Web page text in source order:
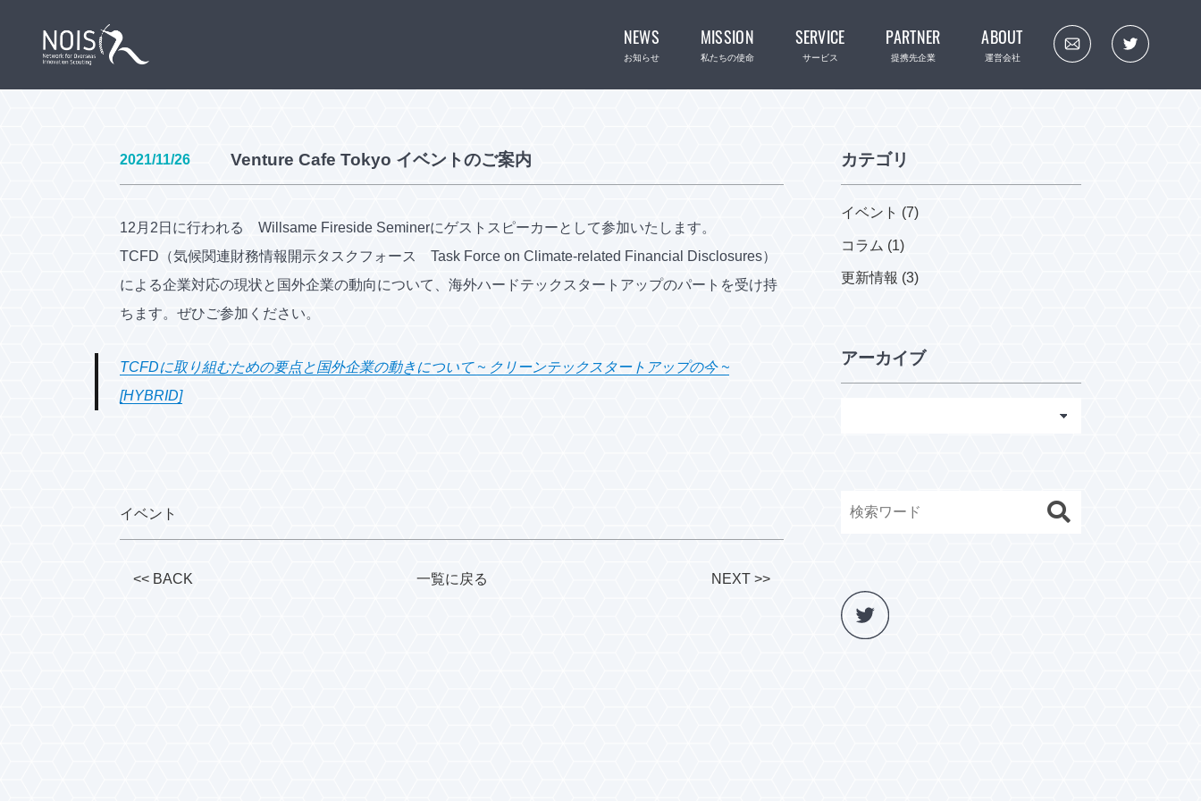
NEWS
お知らせ
MISSION
私たちの使命
SERVICE
サービス
PARTNER
提携先企業
ABOUT
運営会社
2021/11/26 Venture Cafe Tokyo イベントのご案内
12月2日に行われる Willsame Fireside Seminerにゲストスピーカーとして参加いたします。
TCFD（気候関連財務情報開示タスクフォースTask Force on Climate-related Financial Disclosures）
による企業対応の現状と国外企業の動向について、海外ハードテックスタートアップのパートを受け持
ちます。ぜひご参加ください。
TCFDに取り組むための要点と国外企業の動きについて ~ クリーンテックスタートアップの今 ~
[HYBRID]
イベント
<< BACK 一覧に戻る NEXT >>
カテゴリ
イベント (7)
コラム (1)
更新情報 (3)
アーカイブ